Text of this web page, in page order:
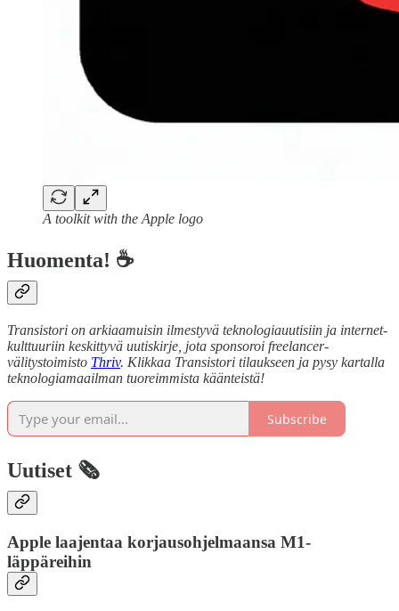
A toolkit with the Apple logo
Huomenta! ☕
Transistori on arkiaamuisin ilmestyvä teknologiauutisiin ja internet-
kulttuuriin keskittyvä uutiskirje, jota sponsoroi freelancer-
välitystoimisto Thriv. Klikkaa Transistori tilaukseen ja pysy kartalla
teknologiamaailman tuoreimmista käänteistä!
Subscribe
Uutiset 🗞️
Apple laajentaa korjausohjelmaansa M1-
läppäreihin